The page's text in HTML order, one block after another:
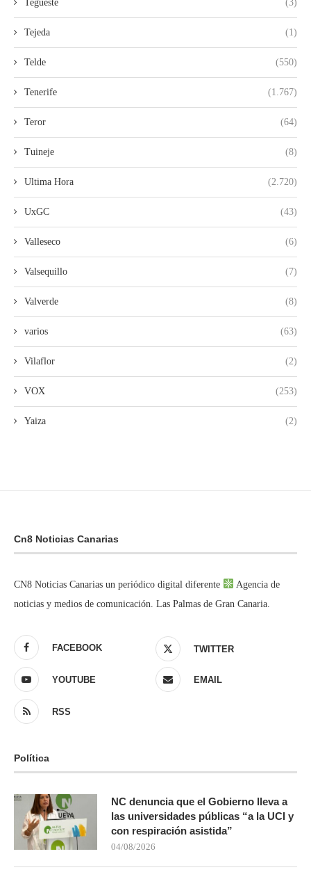
Tegueste (3)
Tejeda (1)
Telde (550)
Tenerife (1.767)
Teror (64)
Tuineje (8)
Ultima Hora (2.720)
UxGC (43)
Valleseco (6)
Valsequillo (7)
Valverde (8)
varios (63)
Vilaflor (2)
VOX (253)
Yaiza (2)
Cn8 Noticias Canarias
CN8 Noticias Canarias un periódico digital diferente
Agencia de
noticias y medios de comunicación. Las Palmas de Gran Canaria.
FACEBOOK TWITTER
YOUTUBE EMAIL
RSS
Política
NC denuncia que el Gobierno lleva a
las universidades públicas “a la UCI y
con respiración asistida”
04/08/2026